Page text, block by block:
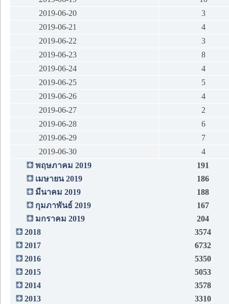
2019-06-20
3
2019-06-21
4
2019-06-22
3
2019-06-23
8
2019-06-24
4
2019-06-25
5
2019-06-26
4
2019-06-27
2
2019-06-28
6
2019-06-29
7
2019-06-30
4
พฤษภาคม 2019
191
เมษายน 2019
186
มีนาคม 2019
188
กุมภาพันธ์ 2019
167
มกราคม 2019
204
2018
3574
2017
6732
2016
5350
2015
5053
2014
3578
2013
3310